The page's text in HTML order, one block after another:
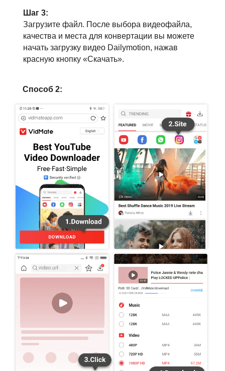
Шаг 3:
Загрузите файл. После выбора видеофайла,
качества и места для конвертации вы можете
начать загрузку видео Dailymotion, нажав
красную кнопку «Скачать».
Способ 2: